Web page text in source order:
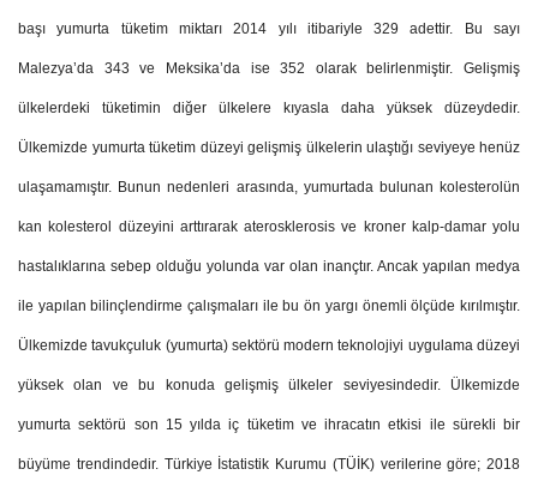
başı yumurta tüketim miktarı 2014 yılı itibariyle 329 adettir. Bu sayı
Malezya’da 343 ve Meksika’da ise 352 olarak belirlenmiştir. Gelişmiş
ülkelerdeki tüketimin diğer ülkelere kıyasla daha yüksek düzeydedir.
Ülkemizde yumurta tüketim düzeyi gelişmiş ülkelerin ulaştığı seviyeye henüz
ulaşamamıştır. Bunun nedenleri arasında, yumurtada bulunan kolesterolün
kan kolesterol düzeyini arttırarak aterosklerosis ve kroner kalp-damar yolu
hastalıklarına sebep olduğu yolunda var olan inançtır. Ancak yapılan medya
ile yapılan bilinçlendirme çalışmaları ile bu ön yargı önemli ölçüde kırılmıştır.
Ülkemizde tavukçuluk (yumurta) sektörü modern teknolojiyi uygulama düzeyi
yüksek olan ve bu konuda gelişmiş ülkeler seviyesindedir. Ülkemizde
yumurta sektörü son 15 yılda iç tüketim ve ihracatın etkisi ile sürekli bir
büyüme trendindedir. Türkiye İstatistik Kurumu (TÜİK) verilerine göre; 2018